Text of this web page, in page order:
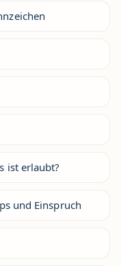
ist erlaubt?
und Einspruch